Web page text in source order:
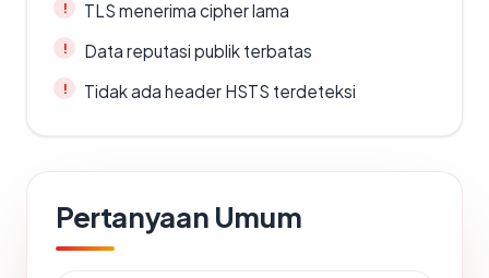
TLS menerima cipher lama
Data reputasi publik terbatas
Tidak ada header HSTS terdeteksi
Pertanyaan Umum